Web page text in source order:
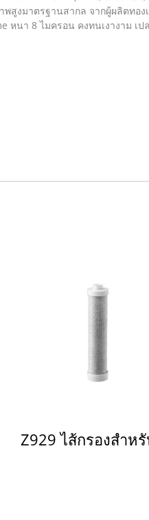
สูงมาตรฐานสากล จากผู้ผลิตทอง
หนา 8 ไมครอน คงทนเงางาม เ